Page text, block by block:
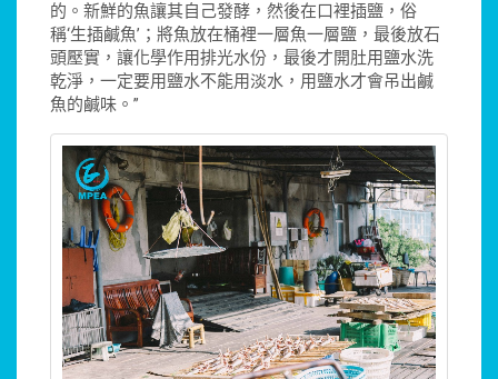
的。新鮮的魚讓其自己發酵，然後在口裡插鹽，俗
稱‘生插鹹魚’；將魚放在桶裡一層魚一層鹽，最後放石
頭壓實，讓化學作用排光水份，最後才開肚用鹽水洗
乾淨，一定要用鹽水不能用淡水，用鹽水才會吊出鹹
魚的鹹味。”